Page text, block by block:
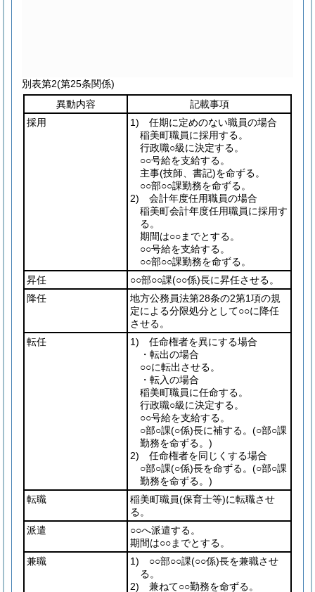
別表第2(第25条関係)
異動内容
記載事項
採用
1) 任期に定めのない職員の場合
稲美町職員に採用する。
行政職○級に決定する。
○○号給を支給する。
主事(技師、書記)を命ずる。
○○部○○課勤務を命ずる。
2) 会計年度任用職員の場合
稲美町会計年度任用職員に採用す
る。
期間は○○までとする。
○○号給を支給する。
○○部○○課勤務を命ずる。
昇任
○○部○○課(○○係)長に昇任させる。
降任
地方公務員法第28条の2第1項の規
定による分限処分として○○に降任
させる。
転任
1) 任命権者を異にする場合
・転出の場合
○○に転出させる。
・転入の場合
稲美町職員に任命する。
行政職○級に決定する。
○○号給を支給する。
○部○課(○係)長に補する。 (○部○課
勤務を命ずる。)
2) 任命権者を同じくする場合
○部○課(○係)長を命ずる。 (○部○課
勤務を命ずる。)
転職
稲美町職員(保育士等)に転職させ
る。
派遣
○○へ派遣する。
期間は○○までとする。
兼職
1) ○○部○○課(○○係)長を兼職させ
る。
2) 兼ねて○○勤務を命ずる。